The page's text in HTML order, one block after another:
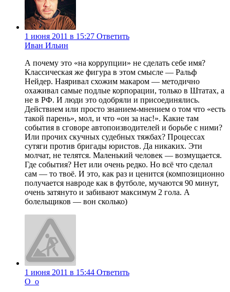
1 июня 2011 в 15:27 Ответить
Иван Ильин
А почему это «на коррупции» не сделать себе имя?
Классическая же фигура в этом смысле — Ральф
Нейдер. Наяривал схожим макаром — методично
охаживал самые подлые корпорации, только в Штатах, а
не в РФ. И люди это одобряли и присоединялись.
Действием или просто знанием-мнением о том что «есть
такой парень», мол, и что «он за нас!». Какие там
события в сговоре автопоизводителей и борьбе с ними?
Или прочих скучных судебных тяжбах? Процессах
сутяги против бригады юристов. Да никаких. Эти
молчат, не телятся. Маленький человек — возмущается.
Где события? Нет или очень редко. Но всё что сделал
сам — то твоё. И это, как раз и ценится (композиционно
получается навроде как в футболе, мучаются 90 минут,
очень затянуто и забивают максимум 2 гола. А
болельщиков — вон сколько)
1 июня 2011 в 15:44 Ответить
O_o